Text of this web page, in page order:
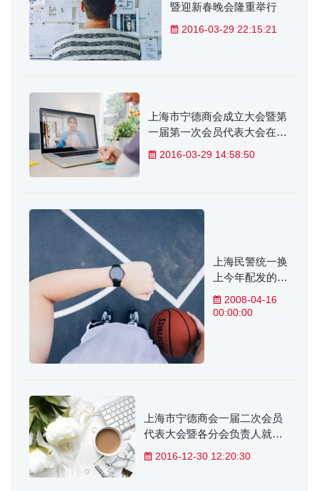
暨迎新春晚会隆重举行
2016-03-29 22:15:21
上海市宁德商会成立大会暨第
一届第一次会员代表大会在上
海宝隆美
2016-03-29 14:58:50
上海民警统一换
上今年配发的新
款春秋执勤服
2008-04-16
00:00:00
上海市宁德商会一届二次会员
代表大会暨各分会负责人就职
典礼隆重召开
2016-12-30 12:20:30